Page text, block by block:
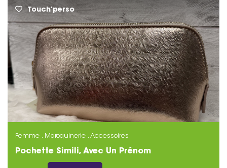
Touch’perso
Femme , Maroquinerie , Accessoires
Pochette Simili, Avec Un Prénom